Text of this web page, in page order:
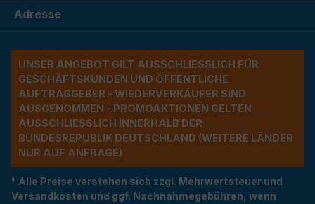
Adresse
UNSER ANGEBOT GILT AUSSCHLIESSLICH FÜR G
ESCHÄFTSKUNDEN UND ÖFFENTLICHE A
UFTRAGGEBER - WIEDERVERKÄUFER SIND A
USGENOMMEN - PROMOAKTIONEN GELTEN A
USSCHLIESSLICH INNERHALB DER BU
NDESREPUBLIK DEUTSCHLAND (WEITERE LÄNDER NU
R AUF ANFRAGE)
* Alle Preise verstehen sich zzgl. Mehrwertsteuer und
Versandkosten und ggf. Nachnahmegebühren, wenn